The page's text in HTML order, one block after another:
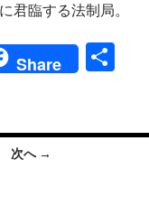
君臨する法制局。
Share
次へ →